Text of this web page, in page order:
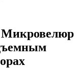
Микровелюр